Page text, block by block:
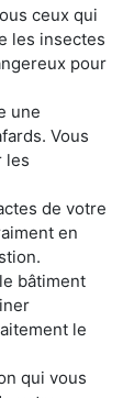
ceux qui
les insectes
pour
une
Vous
les
de votre
en
bâtiment
le
qui vous